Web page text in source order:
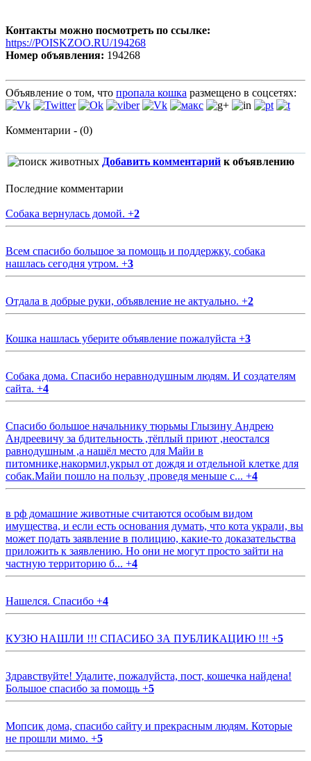
Контакты можно посмотреть по ссылке:
https://POISKZOO.RU/194268
Номер объявления: 194268
Объявление о том, что пропала кошка размещено в соцсетях:
Комментарии - (0)
Добавить комментарий к объявлению
Последние комментарии
Собака вернулась домой. +2
Всем спасибо большое за помощь и поддержку, собака
нашлась сегодня утром. +3
Отдала в добрые руки, объявление не актуально. +2
Кошка нашлась уберите объявление пожалуйста +3
Собака дома. Спасибо неравнодушным людям. И создателям
сайта. +4
Спасибо большое начальнику тюрьмы Глызину Андрею
Андреевичу за бдительность ,тёплый приют ,неостался
равнодушным ,а нашёл место для Майи в
питомнике,накормил,укрыл от дождя и отдельной клетке для
собак.Майи пошло на пользу ,проведя меньше с... +4
в рф домашние животные считаются особым видом
имущества, и если есть основания думать, что кота украли, вы
может подать заявление в полицию, какие-то доказательства
приложить к заявлению. Но они не могут просто зайти на
частную территорию б... +4
Нашелся. Спасибо +4
КУЗЮ НАШЛИ !!! СПАСИБО ЗА ПУБЛИКАЦИЮ !!! +5
Здравствуйте! Удалите, пожалуйста, пост, кошечка найдена!
Большое спасибо за помощь +5
Мопсик дома, спасибо сайту и прекрасным людям. Которые
не прошли мимо. +5